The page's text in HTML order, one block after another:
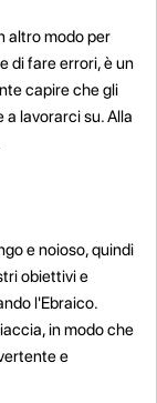
altro modo per
di fare errori, è un
capire che gli
lavorarci su. Alla
e noioso, quindi
obiettivi e
l'Ebraico.
in modo che
e